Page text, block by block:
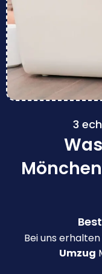
3
Bei uns erhalten
Umzug